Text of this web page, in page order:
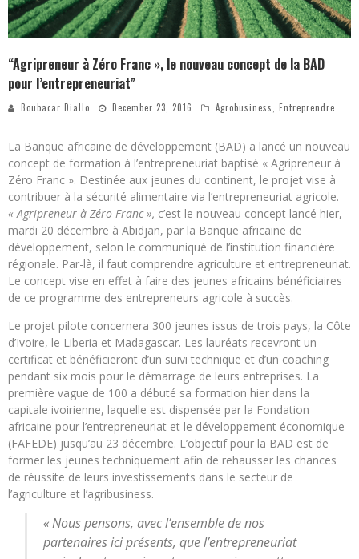
“Agripreneur à Zéro Franc », le nouveau concept de la BAD
pour l’entrepreneuriat”
Boubacar Diallo December 23, 2016 Agrobusiness Entreprendre
La Banque africaine de développement (BAD) a lancé un nouveau
concept de formation à l’entrepreneuriat baptisé « Agripreneur à
Zéro Franc ». Destinée aux jeunes du continent, le projet vise à
contribuer à la sécurité alimentaire via l’entrepreneuriat agricole.
« Agripreneur à Zéro Franc », c’est le nouveau concept lancé hier,
mardi 20 décembre à Abidjan, par la Banque africaine de
développement, selon le communiqué de l’institution financière
régionale. Par-là, il faut comprendre agriculture et entrepreneuriat.
Le concept vise en effet à faire des jeunes africains bénéficiaires
de ce programme des entrepreneurs agricole à succès.
Le projet pilote concernera 300 jeunes issus de trois pays, la Côte
d’Ivoire, le Liberia et Madagascar. Les lauréats recevront un
certificat et bénéficieront d’un suivi technique et d’un coaching
pendant six mois pour le démarrage de leurs entreprises. La
première vague de 100 a débuté sa formation hier dans la
capitale ivoirienne, laquelle est dispensée par la Fondation
africaine pour l’entrepreneuriat et le développement économique
(FAFEDE) jusqu’au 23 décembre. L’objectif pour la BAD est de
former les jeunes techniquement afin de rehausser les chances
de réussite de leurs investissements dans le secteur de
l’agriculture et l’agribusiness.
« Nous pensons, avec l’ensemble de nos
partenaires ici présents, que l’entrepreneuriat